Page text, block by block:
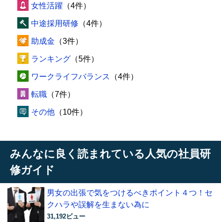
女性活躍 （4件）
中途採用研修 （4件）
助成金 （3件）
ランキング （5件）
ワークライフバランス （4件）
転職 （7件）
その他 （10件）
みんなに良く読まれている人気の社員研
修ガイド
男女の出張で気をつけるべきポイント４つ！セ
クハラや誤解を生まない為に
31,192ビュー